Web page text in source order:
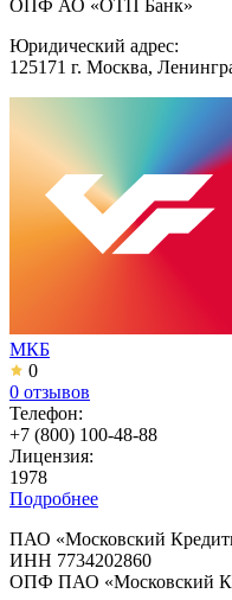
ОПФ АО «ОТП Банк»
Юридический адрес:
125171 г. Москва,
МКБ
0
0 отзывов
Телефон:
+7 (800) 100-48-88
Лицензия:
1978
Подробнее
ПАО «Московский
ИНН 7734202860
ОПФ ПАО «Московский